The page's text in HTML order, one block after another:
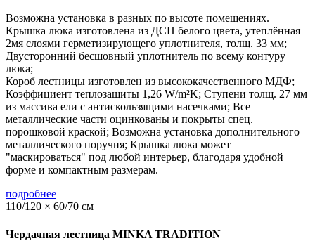
Возможна установка в разных по высоте помещениях.
Крышка люка изготовлена из ДСП белого цвета, утеплённая
2мя слоями герметизирующего уплотнителя, толщ. 33 мм;
Двусторонний бесшовный уплотнитель по всему контуру
люка;
Короб лестницы изготовлен из высококачественного МДФ;
Коэффициент теплозащиты 1,26 W/m²K; Ступени толщ. 27 мм
из массива ели с антискользящими насечками; Все
металлические части оцинкованы и покрыты спец.
порошковой краской; Возможна установка дополнительного
металлического поручня; Крышка люка может
"маскироваться" под любой интерьер, благодаря удобной
форме и компактным размерам.
подробнее
110/120 × 60/70 см
Чердачная лестница MINKA TRADITION